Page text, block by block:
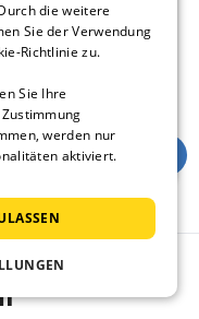
die weitere
Sie der Verwendung
Richtlinie zu.
Sie Ihre
werden nur
aktiviert.